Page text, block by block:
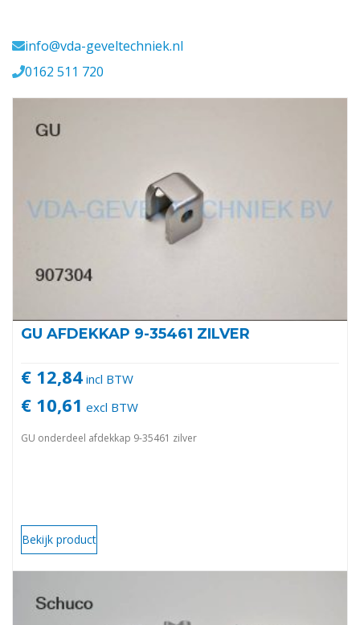
info@vda-geveltechniek.nl
0162 511 720
GU AFDEKKAP 9-35461 ZILVER
€ 12,84 incl BTW
€ 10,61 excl BTW
GU onderdeel afdekkap 9-35461 zilver
Bekijk product